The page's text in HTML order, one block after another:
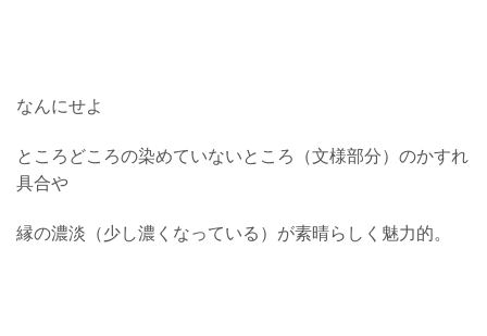
なんにせよ
ところどころの染めていないところ（文様部分）のかすれ
具合や
縁の濃淡（少し濃くなっている）が素晴らしく魅力的。